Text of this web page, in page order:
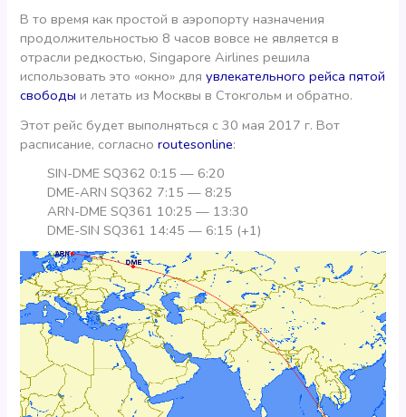
В то время как простой в аэропорту назначения
продолжительностью 8 часов вовсе не является в
отрасли редкостью, Singapore Airlines решила
использовать это «окно» дляувлекательного рейса пятой
свободы и летать из Москвы в Стокгольм и обратно.
Этот рейс будет выполняться с 30 мая 2017 г. Вот
расписание, согласноroutesonline:
SIN-DME SQ362 0:15 — 6:20
DME-ARN SQ362 7:15 — 8:25
ARN-DME SQ361 10:25 — 13:30
DME-SIN SQ361 14:45 — 6:15 (+1)